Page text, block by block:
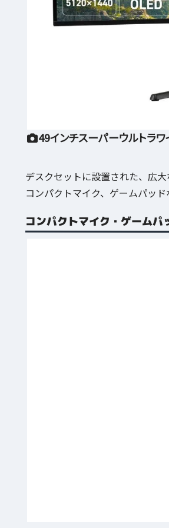
49インチスーパーウルトラワ
デスクセットに設置された、広
コンパクトマイク、ゲームパッ
コンパクトマイク・ゲームパ